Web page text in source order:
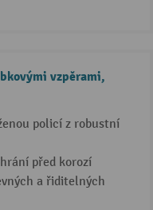
vzpěrami,
policí z robustní
před korozí
a řiditelných